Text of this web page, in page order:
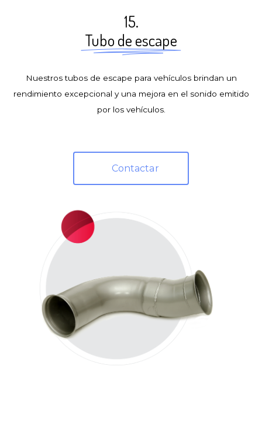
15.
Tubo de escape
Nuestros tubos de escape para vehículos brindan un
rendimiento excepcional y una mejora en el sonido emitido
por los vehículos.
Contactar